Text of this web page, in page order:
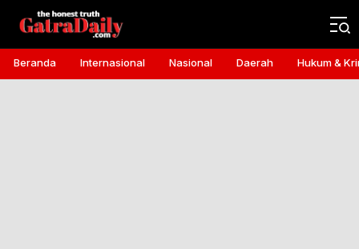
Gatra Daily
the honest truth
Beranda Internasional Nasional Daerah Hukum &